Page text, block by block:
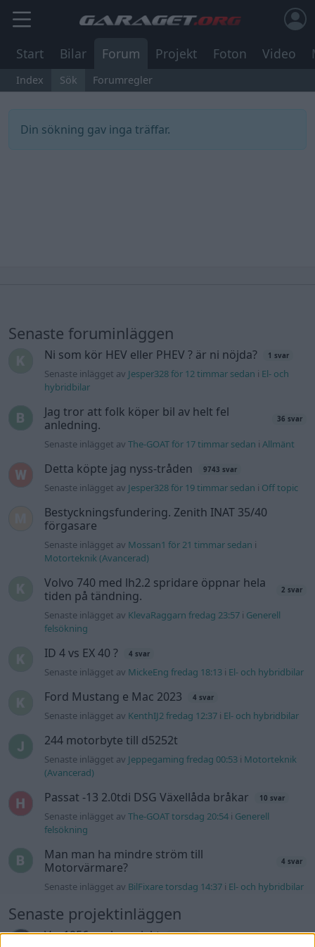
Start Bilar Forum Projekt Foton Video
Index Sök Forumregler
Din sökning gav inga träffar.
Senaste foruminläggen
Ni som kör HEV eller PHEV ? är ni nöjda? 1 svar
Senaste inlägget av Jesper328 för 12 timmar sedan i El- och
hybridbilar
Jag tror att folk köper bil av helt fel
anledning.
36 svar
Senaste inlägget avThe-GOAT för 17 timmar sedan iAllmänt
Detta köpte jag nyss-tråden 9743 svar
Senaste inlägget av Jesper328 för 19 timmar sedan i Off topic
Bestyckningsfundering. Zenith INAT 35/40
förgasare
Senaste inlägget av Mossan1 för 21 timmar sedan i
Motorteknik (Avancerad)
Volvo 740 med lh2.2 spridare öppnar hela
tiden på tändning.
2 svar
Senaste inlägget av KlevaRaggarn fredag 23:57 i Generell
felsökning
ID 4 vs EX 40 ? 4 svar
Senaste inlägget av MickeEng fredag 18:13 i El- och hybridbilar
Ford Mustang e Mac 2023 4 svar
Senaste inlägget av KenthIJ2 fredag 12:37 i El- och hybridbilar
244 motorbyte till d5252t
Senaste inlägget av Jeppegaming fredag 00:53 i Motorteknik
(Avancerad)
Passat -13 2.0tdi DSG Växellåda bråkar 10 svar
Senaste inlägget avThe-GOAT torsdag 20:54 i Generell
felsökning
Man man ha mindre ström till
Motorvärmare?
4 svar
Senaste inlägget av BilFixare torsdag 14:37 i El- och hybridbilar
Senaste projektinläggen
Vw 1956 oval prosjekt 12 svar